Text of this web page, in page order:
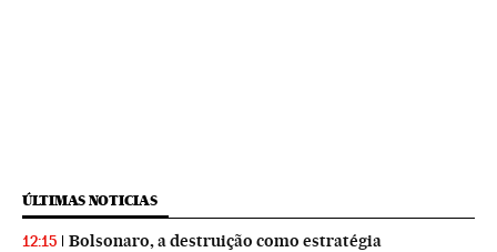
ÚLTIMAS NOTICIAS
12:15 Bolsonaro, a destruição como estratégia